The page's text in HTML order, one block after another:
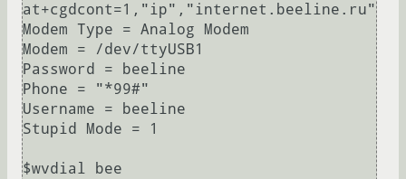
at+cgdcont=1,"ip","internet.beeline.ru"
Modem Type = Analog Modem
Modem = /dev/ttyUSB1
Password = beeline
Phone = "*99#"
Username = beeline
Stupid Mode = 1
$wvdial bee